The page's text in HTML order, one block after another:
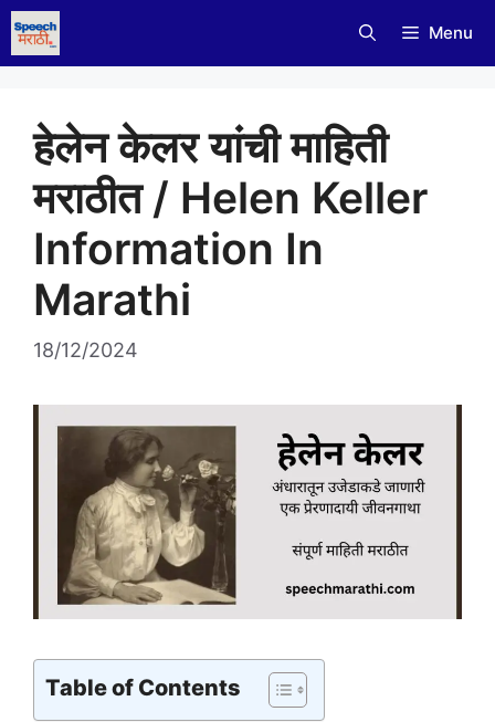
Skip
to
content
Menu
हेलेन केलर यांची माहिती
मराठीत / Helen Keller
Information In
Marathi
18/12/2024
Table of Contents